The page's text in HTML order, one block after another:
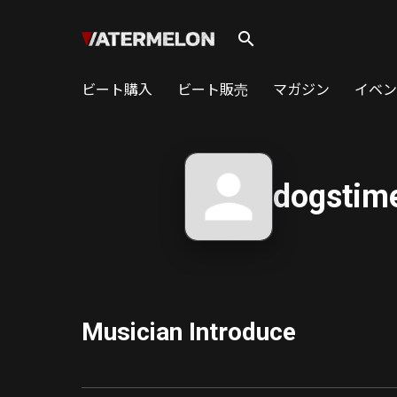
search
ビート購入 ビート販売 マガジン イベ
Musician Introduce